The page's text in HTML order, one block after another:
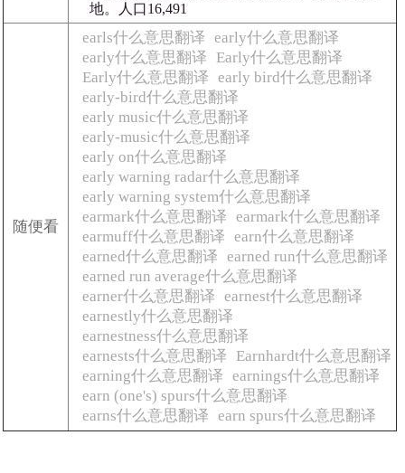
地。人口16,491
随便看
earls什么意思翻译 early什么意思翻译
early什么意思翻译
Early什么意思翻译
Early什么意思翻译 early bird什么意思翻译
early-bird什么意思翻译
early music什么意思翻译
early-music什么意思翻译
early on什么意思翻译
early warning radar什么意思翻译
early warning system什么意思翻译
earmark什么意思翻译 earmark什么意思翻译
earmuff什么意思翻译 earn什么意思翻译
earned什么意思翻译 earned run什么意思翻译
earned run average什么意思翻译
earner什么意思翻译 earnest什么意思翻译
earnestly什么意思翻译
earnestness什么意思翻译
earnests什么意思翻译
Earnhardt什么意思翻译
earning什么意思翻译 earnings什么意思翻译
earn (one's) spurs什么意思翻译
earns什么意思翻译 earn spurs什么意思翻译